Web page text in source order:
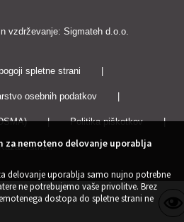
vzdrževanje: Sigmateh d.o.o.
spletne strani
osebnih podatkov
| Politika piškotkov |
strani
za nemoteno delovanje uporablja
delovanje uporablja samo nujno potrebne
ne potrebujemo vaše privolitve. Brez
dostopa do spletne strani ne